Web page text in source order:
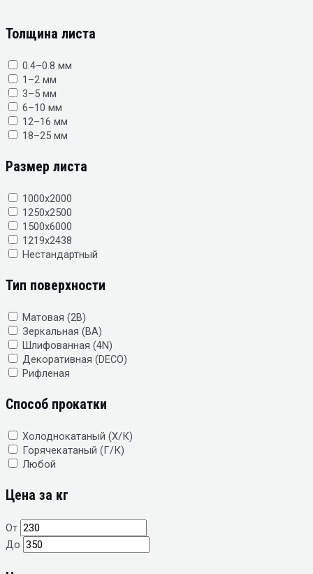
Толщина листа
0.4–0.8 мм
1–2 мм
3–5 мм
6–10 мм
12–16 мм
18–25 мм
Размер листа
1000х2000
1250х2500
1500х6000
1219х2438
Нестандартный
Тип поверхности
Матовая (2B)
Зеркальная (BA)
Шлифованная (4N)
Декоративная (DECO)
Рифленая
Способ прокатки
Холоднокатаный (Х/К)
Горячекатаный (Г/К)
Любой
Цена за кг
От
До